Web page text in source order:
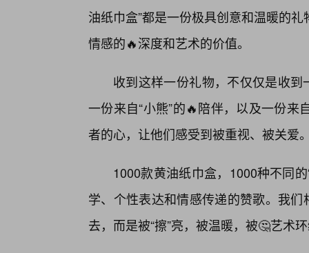
油纸巾盒”都是一份极具创意和温暖的
情感的🔥深度和艺术的价值。
收到这样一份礼物，不仅仅是收到
一份来自“小熊”的🔥陪伴，以及一份
者的心，让他们感受到被重视、被关爱
1000款黄油纸巾盒，1000种不同
学、个性表达和情感传递的赞歌。我
去，而是被“擦”亮，被温暖，被🤔艺术